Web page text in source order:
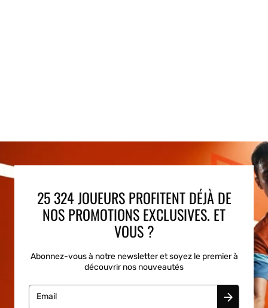
25 324 JOUEURS PROFITENT DÉJÀ DE
NOS PROMOTIONS EXCLUSIVES. ET
VOUS ?
Abonnez-vous à notre newsletter et soyez le premier à
découvrir nos nouveautés
Email